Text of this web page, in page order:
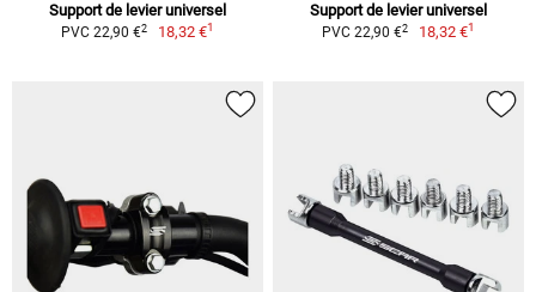
Support de levier universel
PVC 22,90 €2 18,32 €1
Support de levier universel
PVC 22,90 €2 18,32 €1